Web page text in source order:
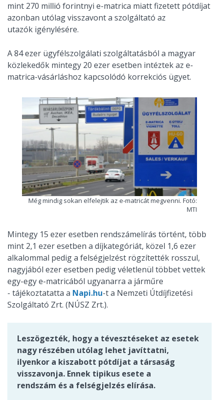
mint 270 millió forintnyi e-matrica miatt fizetett pótdíjat
azonban utólag visszavont a szolgáltató az
utazók igénylésére.
A 84 ezer ügyfélszolgálati szolgáltatásból a magyar
közlekedők mintegy 20 ezer esetben intéztek az e-
matrica-vásárláshoz kapcsolódó korrekciós ügyet.
Még mindig sokan elfelejtik az e-matricát megvenni. Fotó:
MTI
Mintegy 15 ezer esetben rendszámelírás történt, több
mint 2,1 ezer esetben a díjkategóriát, közel 1,6 ezer
alkalommal pedig a felségjelzést rögzítették rosszul,
nagyjából ezer esetben pedig véletlenül többet vettek
egy-egy e-matricából ugyanarra a járműre
- tájékoztatatta a Napi.hu-t a Nemzeti Útdíjfizetési
Szolgáltató Zrt. (NÚSZ Zrt.).
Leszögezték, hogy a tévesztéseket az esetek
nagy részében utólag lehet javíttatni,
ilyenkor a kiszabott pótdíjat a társaság
visszavonja. Ennek tipikus esete a
rendszám és a felségjelzés elírása.